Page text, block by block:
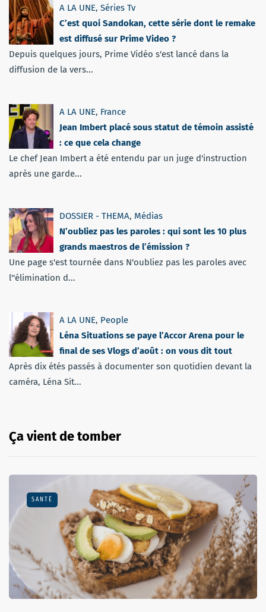
A LA UNE, Séries Tv
C’est quoi Sandokan, cette série dont le remake
est diffusé sur Prime Video ?
Depuis quelques jours, Prime Vidéo s'est lancé dans la
diffusion de la vers...
A LA UNE, France
Jean Imbert placé sous statut de témoin assisté
: ce que cela change
Le chef Jean Imbert a été entendu par un juge d'instruction
après une garde...
DOSSIER - THEMA, Médias
N’oubliez pas les paroles : qui sont les 10 plus
grands maestros de l’émission ?
Une page s'est tournée dans N'oubliez pas les paroles avec
l''élimination d...
A LA UNE, People
Léna Situations se paye l’Accor Arena pour le
final de ses Vlogs d’août : on vous dit tout
Après dix étés passés à documenter son quotidien devant la
caméra, Léna Sit...
Ça vient de tomber
SANTÉ